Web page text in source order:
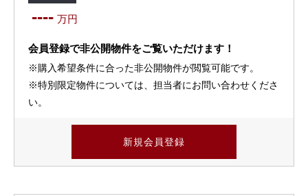
---- 万円
会員登録で非公開物件をご覧いただけます！
※購入希望条件に合った非公開物件が閲覧可能です。
※特別限定物件については、担当者にお問い合わせくださ
い。
新規会員登録